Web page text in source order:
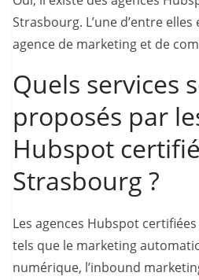
Strasbourg. L’une d’entre
agence de marketing et de
Quels services
proposés par
Hubspot
Strasbourg ?
Les agences Hubspot
tels que le marketing
numérique, l’inbound